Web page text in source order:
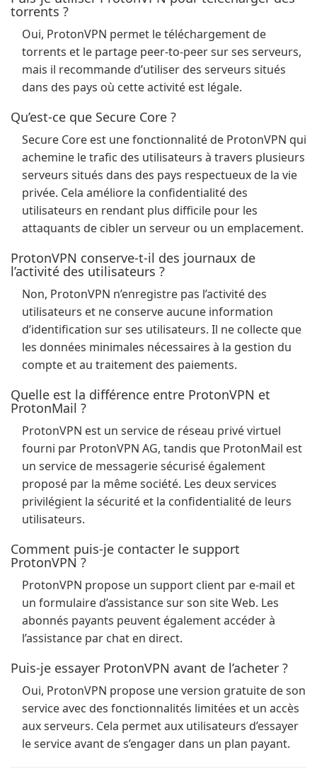
torrents ?
Oui, ProtonVPN permet le téléchargement de
torrents et le partage peer-to-peer sur ses serveurs,
mais il recommande d’utiliser des serveurs situés
dans des pays où cette activité est légale.
Qu’est-ce que Secure Core ?
Secure Core est une fonctionnalité de ProtonVPN qui
achemine le trafic des utilisateurs à travers plusieurs
serveurs situés dans des pays respectueux de la vie
privée. Cela améliore la confidentialité des
utilisateurs en rendant plus difficile pour les
attaquants de cibler un serveur ou un emplacement.
ProtonVPN conserve-t-il des journaux de
l’activité des utilisateurs ?
Non, ProtonVPN n’enregistre pas l’activité des
utilisateurs et ne conserve aucune information
d’identification sur ses utilisateurs. Il ne collecte que
les données minimales nécessaires à la gestion du
compte et au traitement des paiements.
Quelle est la différence entre ProtonVPN et
ProtonMail ?
ProtonVPN est un service de réseau privé virtuel
fourni par ProtonVPN AG, tandis que ProtonMail est
un service de messagerie sécurisé également
proposé par la même société. Les deux services
privilégient la sécurité et la confidentialité de leurs
utilisateurs.
Comment puis-je contacter le support
ProtonVPN ?
ProtonVPN propose un support client par e-mail et
un formulaire d’assistance sur son site Web. Les
abonnés payants peuvent également accéder à
l’assistance par chat en direct.
Puis-je essayer ProtonVPN avant de l’acheter ?
Oui, ProtonVPN propose une version gratuite de son
service avec des fonctionnalités limitées et un accès
aux serveurs. Cela permet aux utilisateurs d’essayer
le service avant de s’engager dans un plan payant.